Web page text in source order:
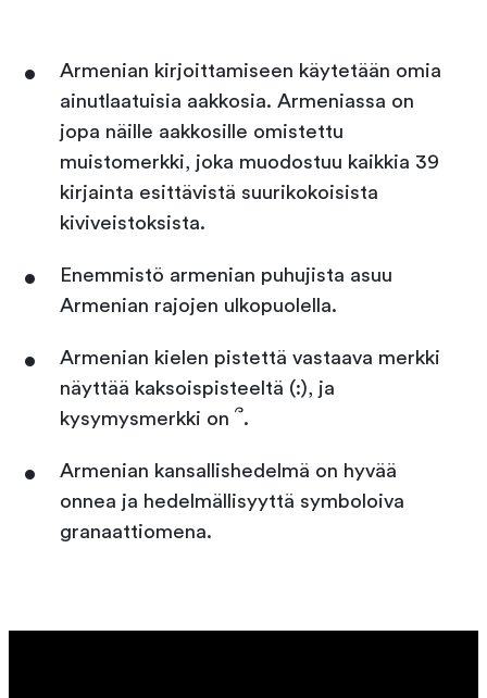
Armenian kirjoittamiseen käytetään omia
ainutlaatuisia aakkosia. Armeniassa on
jopa näille aakkosille omistettu
muistomerkki, joka muodostuu kaikkia 39
kirjainta esittävistä suurikokoisista
kiviveistoksista.
Enemmistö armenian puhujista asuu
Armenian rajojen ulkopuolella.
Armenian kielen pistettä vastaava merkki
näyttää kaksoispisteeltä (:), ja
kysymysmerkki on ՞.
Armenian kansallishedelmä on hyvää
onnea ja hedelmällisyyttä symboloiva
granaattiomena.